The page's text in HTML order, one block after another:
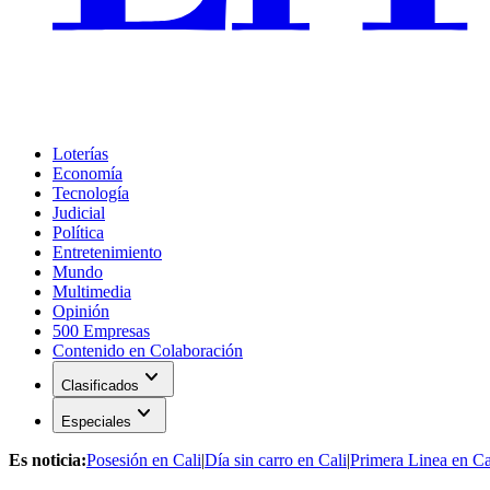
Loterías
Economía
Tecnología
Judicial
Política
Entretenimiento
Mundo
Multimedia
Opinión
500 Empresas
Contenido en Colaboración
Clasificados expand_more
Especiales expand_more
Es noticia:Posesión en Cali|Día sin carro en Cali|Primera Linea en